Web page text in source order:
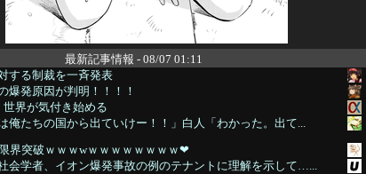
最新記事情報 - 08/07 01:11
する制裁を一斉発表
爆発原因が判明！！！！
界が気付き始める
俺たちの国から出ていけー！！」白人「わかった。出て...
界突破ｗｗｗwｗｗｗｗｗｗｗｗ❤
会学者、イオン爆発事故の例のテナントに理解を示して…...